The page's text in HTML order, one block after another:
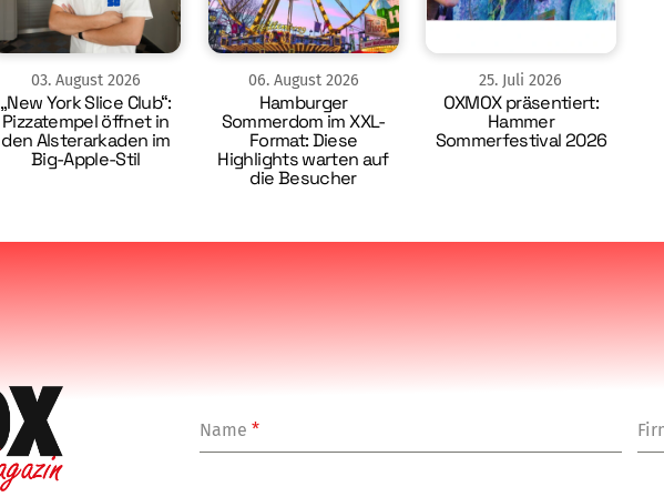
03. August 2026
„New York Slice Club“:
Pizzatempel öffnet in
den Alsterarkaden im
Big-Apple-Stil
06. August 2026
Hamburger
Sommerdom im XXL-
Format: Diese
Highlights warten auf
die Besucher
25. Juli 2026
OXMOX präsentiert:
Hammer
Sommerfestival 2026
Name*